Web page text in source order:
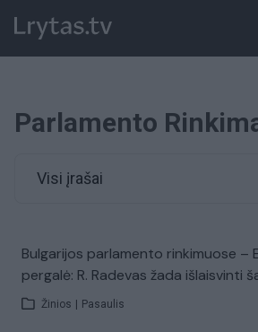
Parlamento
Visi įrašai
Bulgarijos parlamento rinkimuose –
pergalė: R. Radevas žada išlaisvinti
Žinios Pasaulis